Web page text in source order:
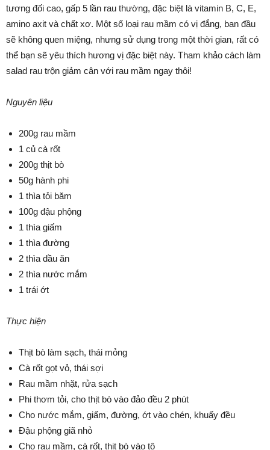
tương đối cao, gấp 5 lần rau thường, đặc biệt là vitamin B, C, E,
amino axit và chất xơ. Một số loại rau mầm có vị đắng, ban đầu
sẽ không quen miệng, nhưng sử dụng trong một thời gian, rất có
thể bạn sẽ yêu thích hương vị đặc biệt này. Tham khảo cách làm
salad rau trộn giảm cân với rau mầm ngay thôi!
Nguyên liệu
200g rau mầm
1 củ cà rốt
200g thịt bò
50g hành phi
1 thìa tỏi băm
100g đậu phộng
1 thìa giấm
1 thìa đường
2 thìa dầu ăn
2 thìa nước mắm
1 trái ớt
Thực hiện
Thịt bò làm sạch, thái mỏng
Cà rốt gọt vỏ, thái sợi
Rau mầm nhặt, rửa sạch
Phi thơm tỏi, cho thịt bò vào đảo đều 2 phút
Cho nước mắm, giấm, đường, ớt vào chén, khuấy đều
Đậu phộng giã nhỏ
Cho rau mầm, cà rốt, thịt bò vào tô